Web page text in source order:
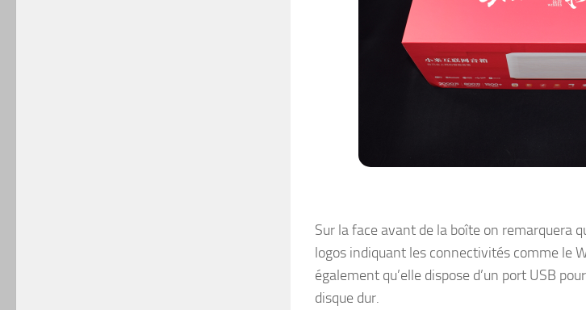
Sur la face avant de la boîte on remarquera
logos indiquant les connectivités comme le
également qu’elle dispose d’un port USB
disque dur.